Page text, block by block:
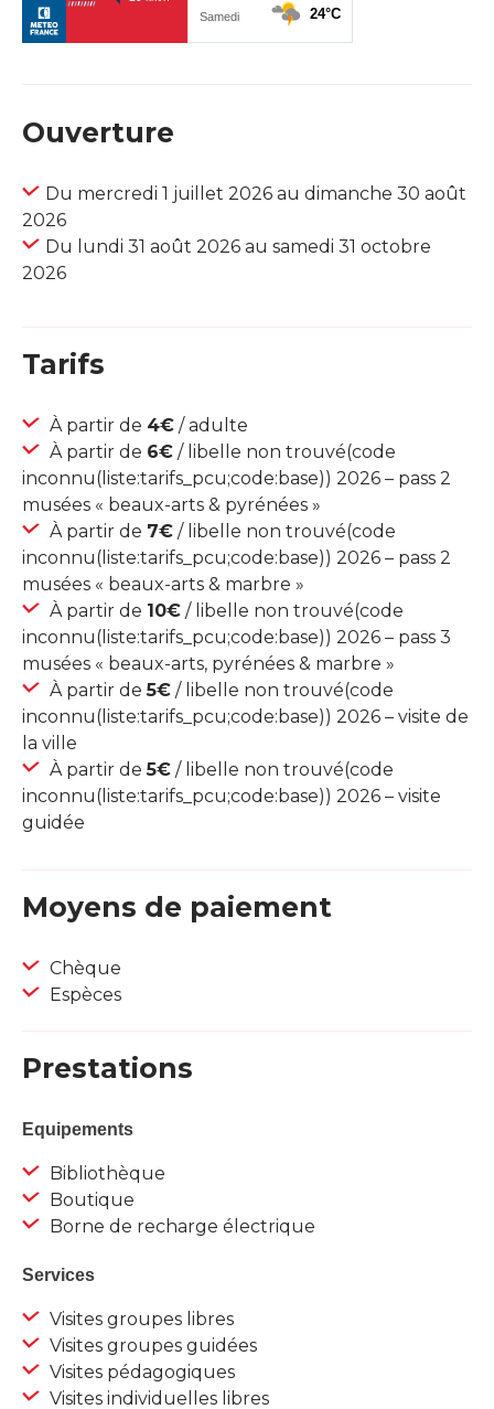
Ouverture
Du mercredi 1 juillet 2026 au dimanche 30 août
2026
Du lundi 31 août 2026 au samedi 31 octobre
2026
Tarifs
À partir de 4€ / adulte
À partir de 6€ / libelle non trouvé(code
inconnu(liste:tarifs_pcu;code:base)) 2026 – pass 2
musées « beaux-arts & pyrénées »
À partir de 7€ / libelle non trouvé(code
inconnu(liste:tarifs_pcu;code:base)) 2026 – pass 2
musées « beaux-arts & marbre »
À partir de 10€ / libelle non trouvé(code
inconnu(liste:tarifs_pcu;code:base)) 2026 – pass 3
musées « beaux-arts, pyrénées & marbre »
À partir de5€ / libelle non trouvé(code
inconnu(liste:tarifs_pcu;code:base)) 2026 – visite de
la ville
À partir de5€ / libelle non trouvé(code
inconnu(liste:tarifs_pcu;code:base)) 2026 – visite
guidée
Moyens de paiement
Chèque
Espèces
Prestations
Equipements
Bibliothèque
Boutique
Borne de recharge électrique
Services
Visites groupes libres
Visites groupes guidées
Visites pédagogiques
Visites individuelles libres